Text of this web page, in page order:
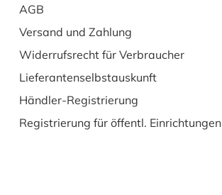
AGB
Versand und Zahlung
Widerrufsrecht für Verbraucher
Lieferantenselbstauskunft
Händler-Registrierung
Registrierung für öffentl. Einrichtungen